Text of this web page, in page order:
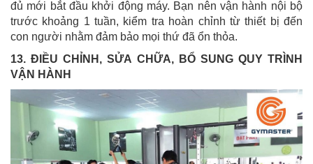
đủ mới bắt đầu khởi động máy. Bạn nên vận hành nội bộ
trước khoảng 1 tuần, kiểm tra hoàn chỉnh từ thiết bị đến
con người nhằm đảm bảo mọi thứ đã ổn thỏa.
13. ĐIỀU CHỈNH, SỬA CHỮA, BỔ SUNG QUY TRÌNH
VẬN HÀNH